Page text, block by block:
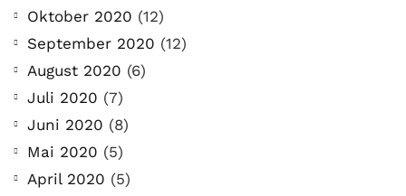
Oktober 2020 (12)
September 2020 (12)
August 2020 (6)
Juli 2020 (7)
Juni 2020 (8)
Mai 2020 (5)
April 2020 (5)